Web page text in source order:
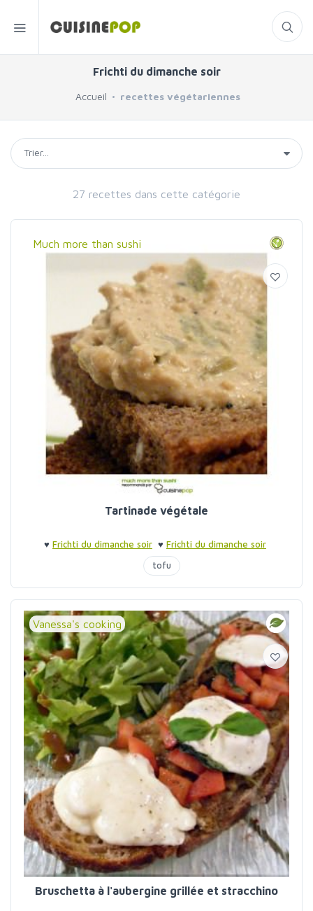
Frichti du dimanche soir
Accueil recettes végétariennes
27 recettes dans cette catégorie
Much more than sushi
Tartinade végétale
♥ Frichti du dimanche soir ♥ Frichti du dimanche soir
tofu
Vanessa's cooking
Bruschetta à l'aubergine grillée et stracchino